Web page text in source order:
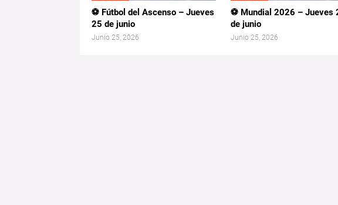
⚽ Fútbol del Ascenso – Jueves
25 de junio
Junio 25, 2026
⚽ Mundial 2026 – Jueves
de junio
Junio 25, 2026